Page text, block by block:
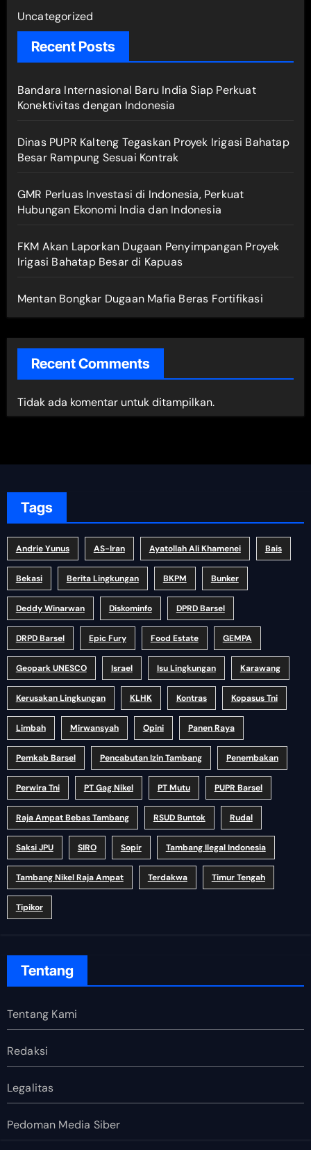
Uncategorized
Recent Posts
Bandara Internasional Baru India Siap Perkuat
Konektivitas dengan Indonesia
Dinas PUPR Kalteng Tegaskan Proyek Irigasi Bahatap
Besar Rampung Sesuai Kontrak
GMR Perluas Investasi di Indonesia, Perkuat
Hubungan Ekonomi India dan Indonesia
FKM Akan Laporkan Dugaan Penyimpangan Proyek
Irigasi Bahatap Besar di Kapuas
Mentan Bongkar Dugaan Mafia Beras Fortifikasi
Recent Comments
Tidak ada komentar untuk ditampilkan.
Tags
Andrie Yunus AS-Iran Ayatollah Ali Khamenei Bais
Bekasi Berita Lingkungan BKPM Bunker
Deddy Winarwan Diskominfo DPRD Barsel
DRPD Barsel Epic Fury Food Estate GEMPA
Geopark UNESCO Israel Isu Lingkungan Karawang
Kerusakan Lingkungan KLHK Kontras Kopasus Tni
Limbah Mirwansyah Opini Panen Raya
Pemkab Barsel Pencabutan Izin Tambang Penembakan
Perwira Tni PT Gag Nikel PT Mutu PUPR Barsel
Raja Ampat Bebas Tambang RSUD Buntok Rudal
Saksi JPU SIRO Sopir Tambang Ilegal Indonesia
Tambang Nikel Raja Ampat Terdakwa Timur Tengah
Tipikor
Tentang
Tentang Kami
Redaksi
Legalitas
Pedoman Media Siber